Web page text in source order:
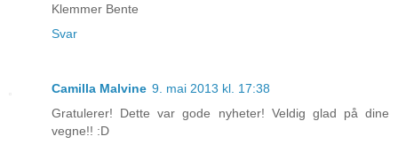
Klemmer Bente
Svar
Camilla Malvine 9. mai 2013 kl. 17:38
Gratulerer! Dette var gode nyheter! Veldig glad på dine
vegne!! :D